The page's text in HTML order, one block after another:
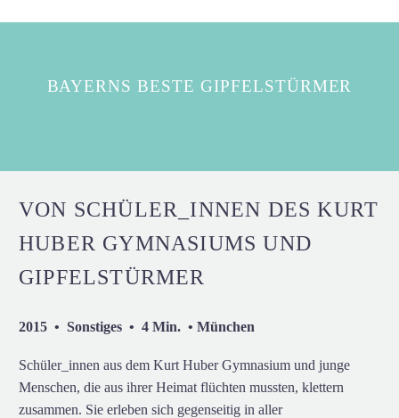
BAYERNS BESTE GIPFELSTÜRMER
VON SCHÜLER_INNEN DES KURT
HUBER GYMNASIUMS UND
GIPFELSTÜRMER
2015 • Sonstiges • 4 Min. • München
Schüler_innen aus dem Kurt Huber Gymnasium und junge
Menschen, die aus ihrer Heimat flüchten mussten, klettern
zusammen. Sie erleben sich gegenseitig in aller